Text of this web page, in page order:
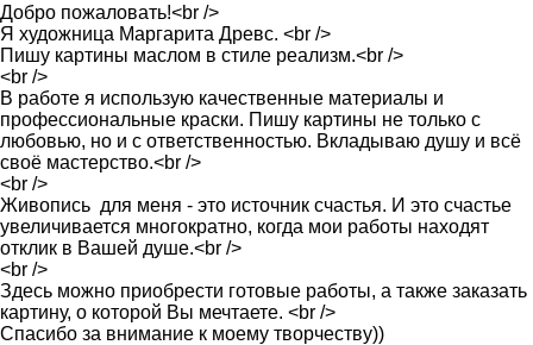
Добро пожаловать!<br />
Я художница Маргарита Древс. <br />
Пишу картины маслом в стиле реализм.<br />
<br />
В работе я использую качественные материалы и
профессиональные краски. Пишу картины не только с
любовью, но и с ответственностью. Вкладываю душу и всё
своё мастерство.<br />
<br />
Живопись для меня - это источник счастья. И это счастье
увеличивается многократно, когда мои работы находят
отклик в Вашей душе.<br />
<br />
Здесь можно приобрести готовые работы, а также заказать
картину, о которой Вы мечтаете. <br />
Спасибо за внимание к моему творчеству))